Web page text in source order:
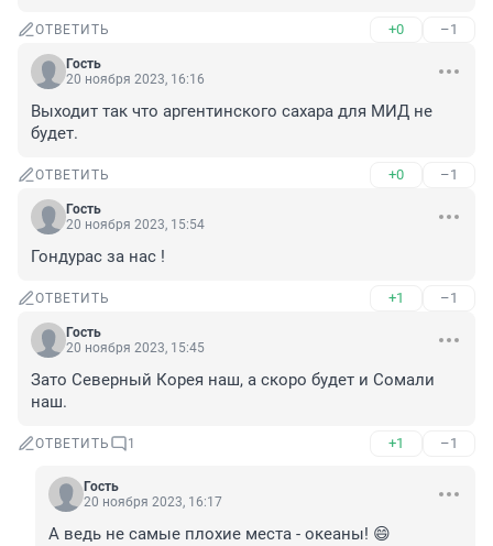
ОТВЕТИТЬ +0 –1
Гость
20 ноября 2023, 16:16
Выходит так что аргентинского сахара для МИД не
будет.
ОТВЕТИТЬ +0 –1
Гость
20 ноября 2023, 15:54
Гондурас за нас !
ОТВЕТИТЬ +1 –1
Гость
20 ноября 2023, 15:45
Зато Северный Корея наш, а скоро будет и Сомали
наш.
ОТВЕТИТЬ 1 +1 –1
Гость
20 ноября 2023, 16:17
А ведь не самые плохие места - океаны! 😄